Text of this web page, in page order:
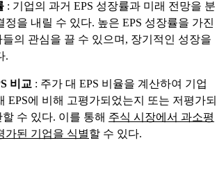
: 기업의 과거 EPS 성장률과 미래 전망을 분
정을 내릴 수 있다. 높은 EPS 성장률을 가진
의 관심을 끌 수 있으며, 장기적인 성장을
.
비교 : 주가 대 EPS 비율을 계산하여 기업
EPS에 비해 고평가되었는지 또는 저평가되
수 있다. 이를 통해 주식 시장에서 과소평
가된 기업을 식별할 수 있다.